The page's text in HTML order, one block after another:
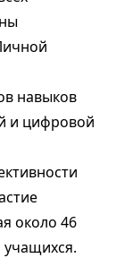
навыков
и цифровой
около 46
учащихся.